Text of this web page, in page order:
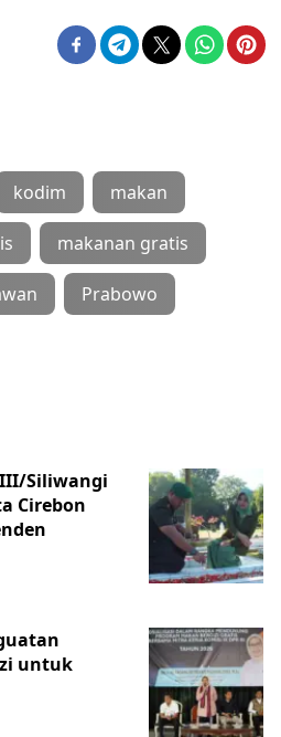
kodim makan
makanan gratis
Prabowo
Siliwangi
Cirebon
untuk